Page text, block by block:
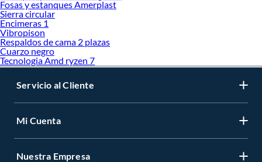
Fosas y estanques Amerplast
Sierra circular
Encimeras 1
Vibropison
Respaldos de cama 2 plazas
Cuarzo negro
Tecnologia Amd ryzen 7
Servicio al Cliente
Mi Cuenta
Nuestra Empresa